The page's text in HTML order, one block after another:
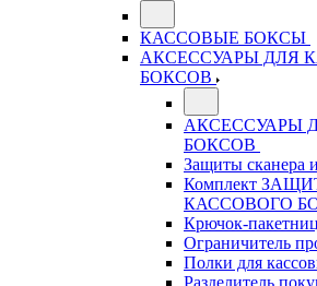
КАССОВЫЕ БОКСЫ
АКСЕССУАРЫ ДЛЯ
БОКСОВ
АКСЕССУАРЫ
БОКСОВ
Защиты сканера
Комплект
КАССОВОГО
Крючок-
Ограничитель
Полки для
Разделитель